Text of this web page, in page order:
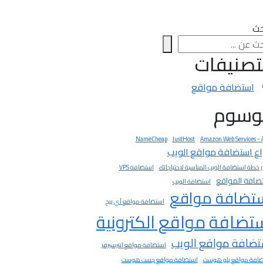
استضافة مواقع
Amazon Web Services -
JustHost
NameCheap
استضافة مواقع الويب
خطة استضافة الويب المناسبة لاحتياجاتك استضافة VPS
المواقع استضافة الويب
مواقع استضافة مواقع آي بيج
مواقع الكترونية
مواقع الويب استضافة مواقع انترسيرفر
مواقع بلو هوست استضافة مواقع جست هوست